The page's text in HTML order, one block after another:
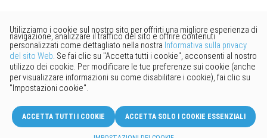
Vorresti fornire un feedback?
Basta cliccare qui per suggerire
modifiche.